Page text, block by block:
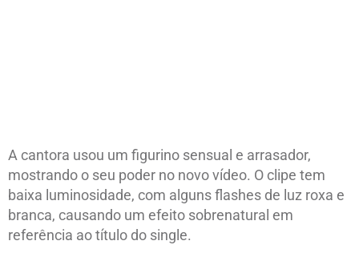
A cantora usou um figurino sensual e arrasador,
mostrando o seu poder no novo vídeo. O clipe tem
baixa luminosidade, com alguns flashes de luz roxa e
branca, causando um efeito sobrenatural em
referência ao título do single.